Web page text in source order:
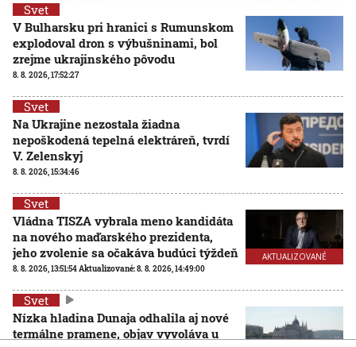
Svet
V Bulharsku pri hranici s Rumunskom
explodoval dron s výbušninami, bol
zrejme ukrajinského pôvodu
8. 8. 2026, 17:52:27
Svet
Na Ukrajine nezostala žiadna
nepoškodená tepelná elektráreň, tvrdí
V. Zelenskyj
8. 8. 2026, 15:34:46
AKTUALIZOVANÉ
Svet
Vládna TISZA vybrala meno kandidáta
na nového maďarského prezidenta,
jeho zvolenie sa očakáva budúci týždeň
8. 8. 2026, 13:51:54 Aktualizované:8. 8. 2026, 14:49:00
Svet
Nízka hladina Dunaja odhalila aj nové
termálne pramene, objav vyvoláva u